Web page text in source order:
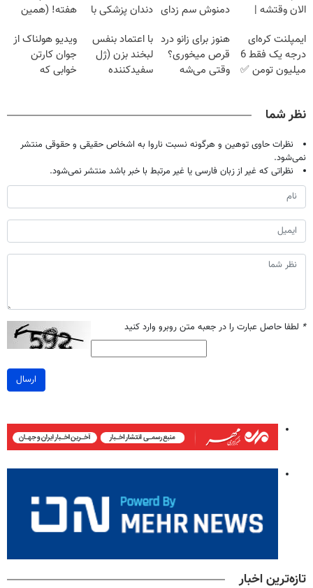
الان وقتشه |
میلیون تومان!!!
دمنوش سم زدای دندان پزشکی با
خانگی
هفته! (همین
صحبت کنید)
ایمپلنت کره‌ای
درجه یک فقط 6
میلیون تومن ✅
هنوز برای زانو درد
قرص میخوری؟
وقتی می‌شه
با اعتماد بنفس
لبخند بزن (ژل
سفیدکننده
ویدیو هولناک از
جوان کارتن
خوابی که
نظر شما
نظرات حاوی توهین و هرگونه نسبت ناروا به اشخاص حقیقی و حقوقی منتشر
نمی‌شود.
نظراتی که غیر از زبان فارسی یا غیر مرتبط با خبر باشد منتشر نمی‌شود.
* لطفا حاصل عبارت را در جعبه متن روبرو وارد کنید
ارسال
تازه‌ترین اخبار